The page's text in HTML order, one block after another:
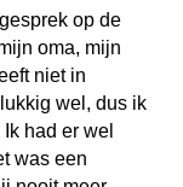
op de
oma, mijn
niet in
wel, dus ik
had er wel
was een